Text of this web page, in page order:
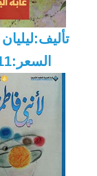
السعر:11$